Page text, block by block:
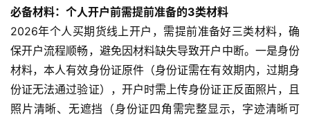
必备材料：个人开户前需提前准备的3类材料
2026年个人买期货线上开户，需提前准备好三类材料，确
保开户流程顺畅，避免因材料缺失导致开户中断。一是身份
材料，本人有效身份证原件（身份证需在有效期内，过期身
份证无法通过验证），开户时需上传身份证正反面照片，且
照片清晰、无遮挡（身份证四角需完整显示，字迹清晰可